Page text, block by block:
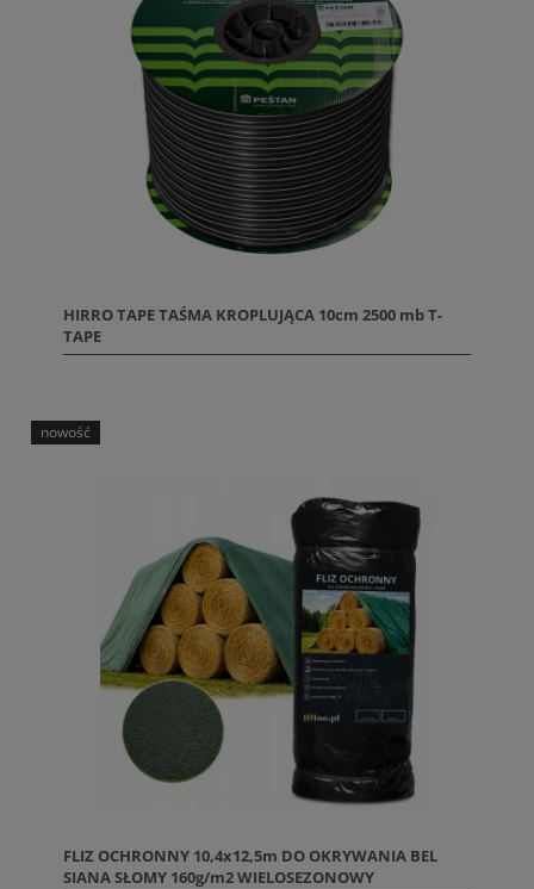
HIRRO TAPE TAŚMA KROPLUJĄCA 10cm 2500 mb T-
TAPE
FLIZ OCHRONNY 10,4x12,5m DO OKRYWANIA BEL
SIANA SŁOMY 160g/m2 WIELOSEZONOWY
nowość